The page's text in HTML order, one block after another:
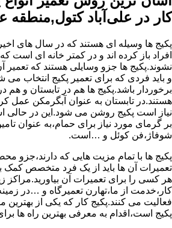
کار در علی‌آباد کتول,منطقه
پکیج ها وسیله ای هستند که در سال های
افراد باز کرده اند و در کمتر خانه ای است
نشوند.پکیج ها جزو وسایلی هستند که
و باید فردی که برای تعمیر پکیج انتخاب می
برخوردار باشد.پکیج ها هم در تابستان و هم
هستند.در تابستان به عنوان آبگرمکن عمل
نیاز است پکیج روشن می شود.این در حالی
بر گرمای مورد نیاز برای حمام،به عنوان
شوفاژ،فن کوئل و …است.
پکیج ها با تمام مزیت هایی که دارند،جزو
تعمیرات آن ها باید از یک فرد متخصص کمک
هر کسی را برای تعمیرات آن بیاورید.مراکز
کار،خدمت از ما،تهارن تعمیرگاه و …در
فعالیت می کنند.پکیج کار که یکی از بهترین
پکیج است،اقدام به معرفی بهترین راه ها